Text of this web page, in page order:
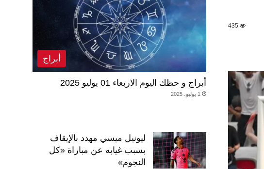
435
أبراج
أبراج و حظك اليوم الاربعاء 01 يوليو 2025
1 يوليو، 2025
ليونيل ميسي مهدد بالإيقاف
بسبب غيابه عن مباراة «كل
النجوم»